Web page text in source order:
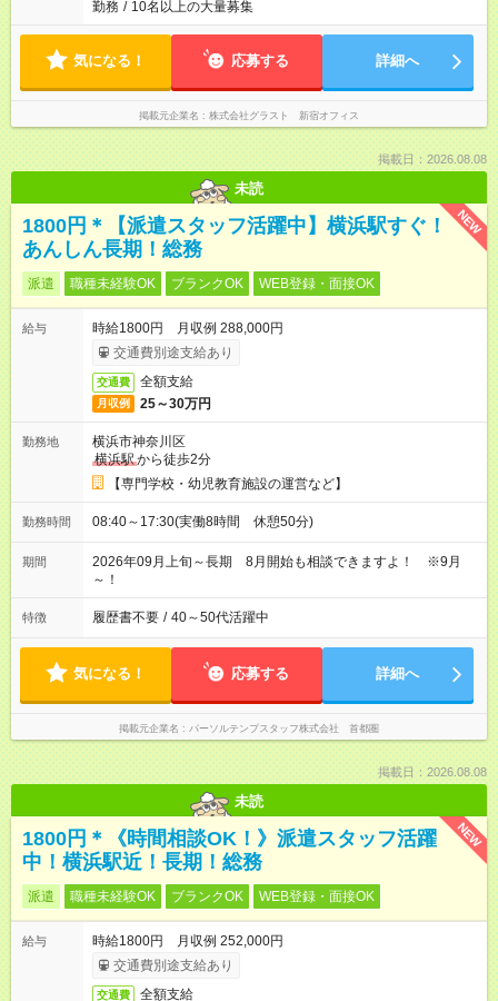
勤務 / 10名以上の大量募集
気になる！ 応募する 詳細へ
掲載元企業名 株式会社グラスト 新宿オフィス
掲載日：2026.08.08
未読
NEW
1800円＊【派遣スタッフ活躍中】横浜駅すぐ！
あんしん長期！総務
派遣 職種未経験OK ブランクOK WEB登録・面接OK
給与
時給1800円 月収例 288,000円
交通費別途支給あり
交通費 全額支給
月収例 25～30万円
勤務地
横浜市神奈川区
横浜駅から徒歩2分
【専門学校・幼児教育施設の運営など】
勤務時間 08:40～17:30(実働8時間 休憩50分)
期間
2026年09月上旬～長期 8月開始も相談できますよ！ ※9月
～！
特徴 履歴書不要 / 40～50代活躍中
気になる！ 応募する 詳細へ
掲載元企業名 パーソルテンプスタッフ株式会社 首都圏
掲載日：2026.08.08
未読
NEW
1800円＊《時間相談OK！》派遣スタッフ活躍
中！横浜駅近！長期！総務
派遣 職種未経験OK ブランクOK WEB登録・面接OK
給与
時給1800円 月収例 252,000円
交通費別途支給あり
交通費 全額支給